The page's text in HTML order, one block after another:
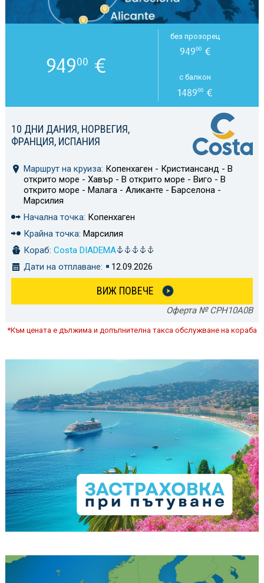
10 ДНИ ДАНИЯ, НОРВЕГИЯ,
ФРАНЦИЯ, ИСПАНИЯ
Маршрут на круиза: Копенхаген - Кристиансанд - В
открито море - Хавър - В открито море - Виго - В
открито море - Малага - Аликанте - Барселона -
Марсилия
Начална точка: Копенхаген
Крайна точка: Марсилия
Кораб: Costa DIADEMA
Дати на отплаване:
12.09.2026
ВИЖ ПОВЕЧЕ
Оферта № CPH10A0B
94900 €
без прозорец
94900€
с балкон
148900 €
*Към цената е дължима и допълнителна такса обслужване на кораба